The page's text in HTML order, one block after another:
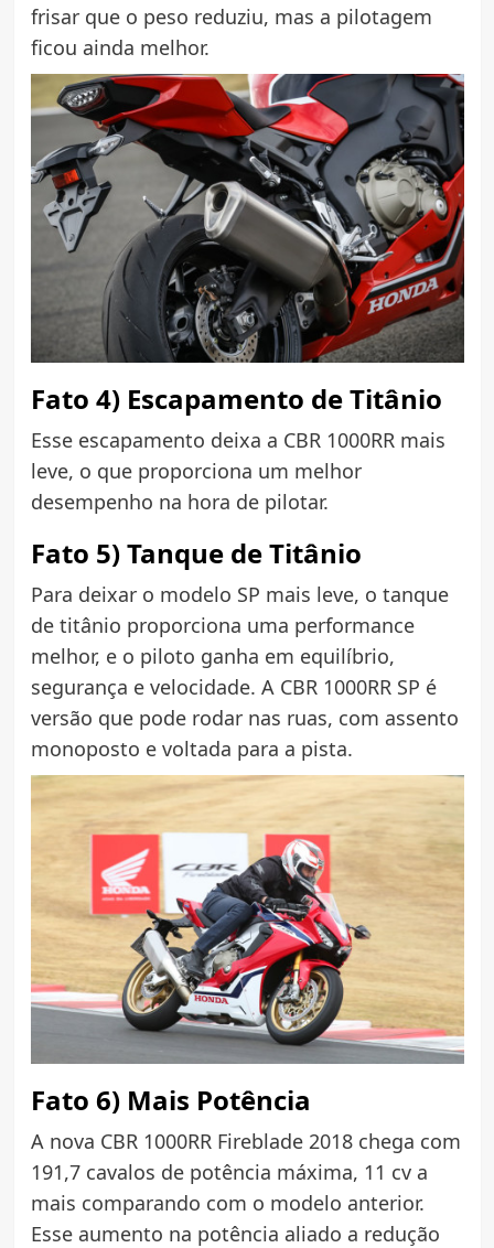
frisar que o peso reduziu, mas a pilotagem
ficou ainda melhor.
Fato 4) Escapamento de Titânio
Esse escapamento deixa a CBR 1000RR mais
leve, o que proporciona um melhor
desempenho na hora de pilotar.
Fato 5) Tanque de Titânio
Para deixar o modelo SP mais leve, o tanque
de titânio proporciona uma performance
melhor, e o piloto ganha em equilíbrio,
segurança e velocidade. A CBR 1000RR SP é
versão que pode rodar nas ruas, com assento
monoposto e voltada para a pista.
Fato 6) Mais Potência
A nova CBR 1000RR Fireblade 2018 chega com
191,7 cavalos de potência máxima, 11 cv a
mais comparando com o modelo anterior.
Esse aumento na potência aliado a redução